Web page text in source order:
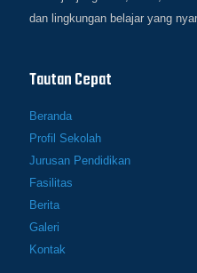
dan lingkungan belajar yang
Tautan Cepat
Beranda
Profil Sekolah
Jurusan Pendidikan
Fasilitas
Berita
Galeri
Kontak